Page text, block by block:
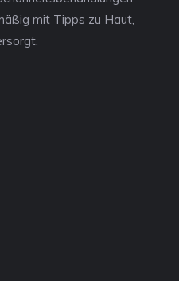
mit Tipps zu Haut,